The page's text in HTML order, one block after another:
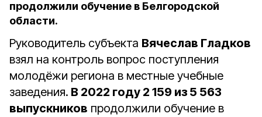
продолжили обучение в Белгородской
области.
Руководитель субъекта Вячеслав Гладков
взял на контроль вопрос поступления
молодёжи региона в местные учебные
заведения. В 2022 году 2 159 из 5 563
выпускников продолжили обучение в